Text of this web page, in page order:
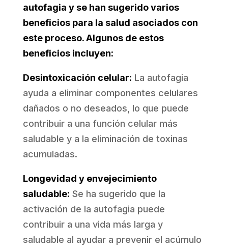
autofagia y se han sugerido varios
beneficios para la salud asociados con
este proceso. Algunos de estos
beneficios incluyen:
Desintoxicación celular: La autofagia
ayuda a eliminar componentes celulares
dañados o no deseados, lo que puede
contribuir a una función celular más
saludable y a la eliminación de toxinas
acumuladas.
Longevidad y envejecimiento
saludable: Se ha sugerido que la
activación de la autofagia puede
contribuir a una vida más larga y
saludable al ayudar a prevenir el acúmulo